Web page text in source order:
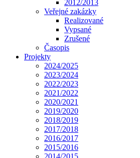
2012/2013
Veřejné zakázky
Realizované
Vypsané
Zrušené
Časopis
Projekty
2024/2025
2023/2024
2022/2023
2021/2022
2020/2021
2019/2020
2018/2019
2017/2018
2016/2017
2015/2016
2014/2015